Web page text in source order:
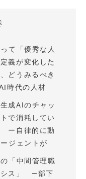
て「優秀な人
義が変化した
どうみるべき
代の人材
成AIのチャッ
トで消耗してい
ー自律的に動
ジェントが
「中間管理職
シス」 —部下